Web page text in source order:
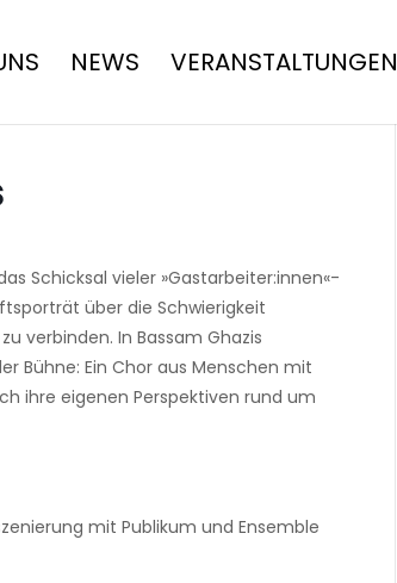
NEWS VERANSTALTUNGEN
Schicksal vieler »Gastarbeiter:innen«-
über die Schwierigkeit
verbinden. In Bassam Ghazis
Bühne: Ein Chor aus Menschen mit
ihre eigenen Perspektiven rund um
mit Publikum und Ensemble